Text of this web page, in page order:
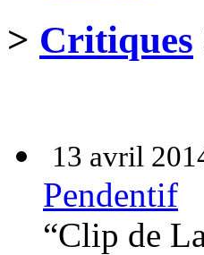
> Critiques
13 avril
Pendentif
“Clip de